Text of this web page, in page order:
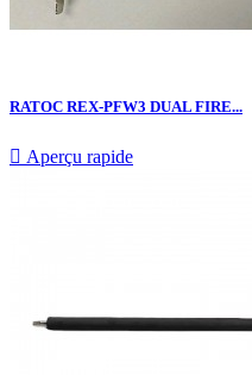
RATOC REX-PFW3 DUAL FIRE...
 Aperçu rapide